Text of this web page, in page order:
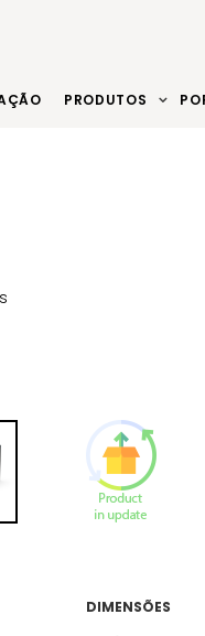
PRODUTOS
DIMENSÕES